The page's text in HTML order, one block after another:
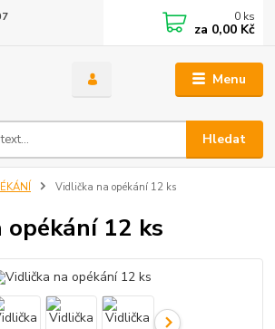
Menu
Hledat
0 ks
za 0,00 Kč
Vidlička na opékání 12 ks
12 ks